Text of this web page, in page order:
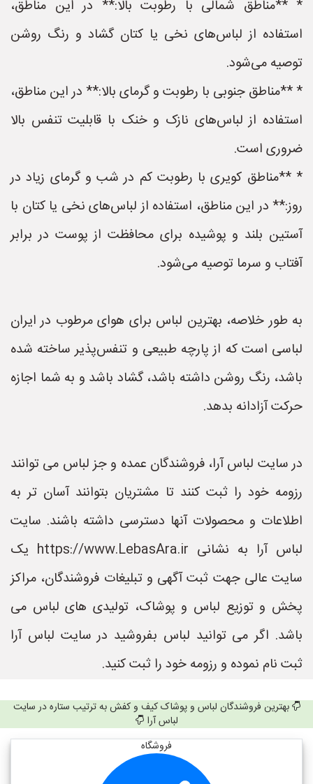
* **مناطق شمالی با رطوبت بالا:** در این مناطق،
استفاده از لباس‌های نخی یا کتان گشاد و رنگ روشن
توصیه می‌شود.
* **مناطق جنوبی با رطوبت و گرمای بالا:** در این مناطق،
استفاده از لباس‌های نازک و خنک با قابلیت تنفس بالا
ضروری است.
* **مناطق کویری با رطوبت کم در شب و گرمای زیاد در
روز:** در این مناطق، استفاده از لباس‌های نخی یا کتان با
آستین بلند و پوشیده برای محافظت از پوست در برابر
آفتاب و سرما توصیه می‌شود.
به طور خلاصه، بهترین لباس برای هوای مرطوب در ایران
لباسی است که از پارچه طبیعی و تنفس‌پذیر ساخته شده
باشد، رنگ روشن داشته باشد، گشاد باشد و به شما اجازه
حرکت آزادانه بدهد.
در سایت لباس آرا، فروشندگان عمده و جز لباس می توانند
رزومه خود را ثبت کنند تا مشتریان بتوانند آسان تر به
اطلاعات و محصولات آنها دسترسی داشته باشند. سایت
لباس آرا به نشانی https://www.LebasAra.ir یک
سایت عالی جهت ثبت آگهی و تبلیغات فروشندگان، مراکز
پخش و توزیع لباس و پوشاک، تولیدی های لباس می
باشد. اگر می توانید لباس بفروشید در سایت لباس آرا
ثبت نام نموده و رزومه خود را ثبت کنید.
بهترین فروشندگان لباس و پوشاک کیف و کفش به ترتیب ستاره در سایت
لباس آرا
فروشگاه